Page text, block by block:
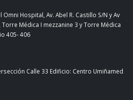
Hospital, Av. Abel R. Castillo S/N y Av
Torre Médica I mezzanine 3 y Torre Médica
405- 406
Calle 33 Edificio: Centro Umiñamed